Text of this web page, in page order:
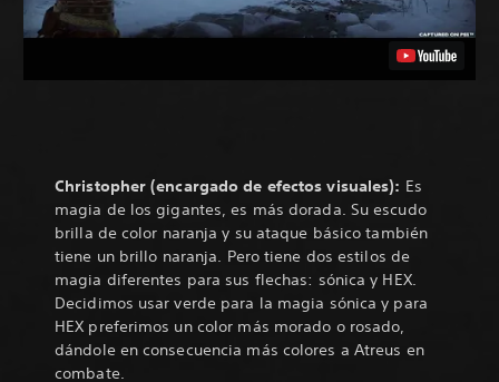
Christopher (encargado de efectos visuales): Es
magia de los gigantes, es más dorada. Su escudo
brilla de color naranja y su ataque básico también
tiene un brillo naranja. Pero tiene dos estilos de
magia diferentes para sus flechas: sónica y HEX.
Decidimos usar verde para la magia sónica y para
HEX preferimos un color más morado o rosado,
dándole en consecuencia más colores a Atreus en
combate.